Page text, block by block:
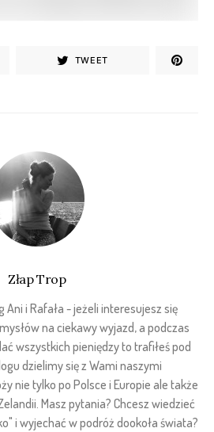
TWEET
Złap Trop
Ani i Rafała - jeżeli interesujesz się
na ciekawy wyjazd, a podczas
wszystkich pieniędzy to trafiłeś pod
dzielimy się z Wami naszymi
nie tylko po Polsce i Europie ale także
Masz pytania? Chcesz wiedzieć
i wyjechać w podróż dookoła świata?